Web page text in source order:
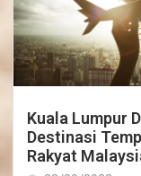
Kuala Lumpur
Destinasi
Rakyat